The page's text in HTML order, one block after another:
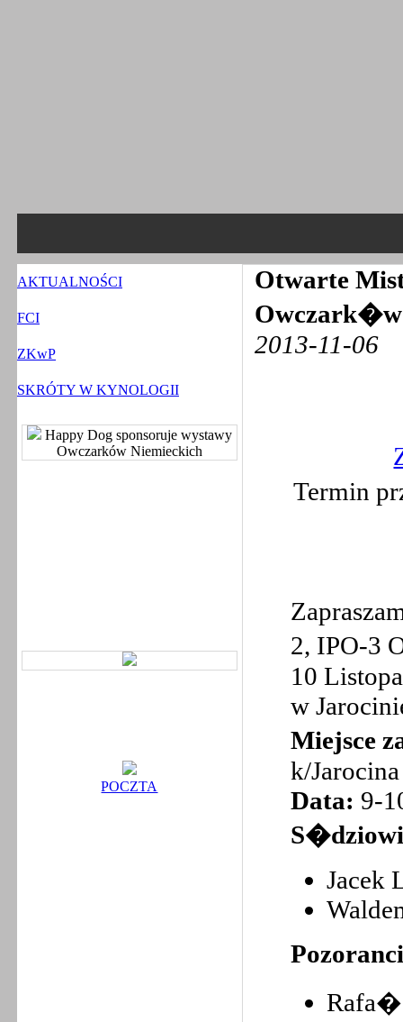
AKTUALNOŚCI
FCI
ZKwP
SKRÓTY W KYNOLOGII
Happy Dog sponsoruje wystawy
Owczarków Niemieckich
POCZTA
Otwarte
Owczark�w
2013-11-06
Termin
2, IPO-3
10
w
Miejsce
k/Jarocina
Data: 9-
Jacek
Rafa�